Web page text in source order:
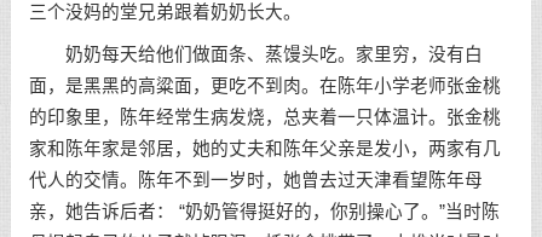
三个没妈的堂兄弟跟着奶奶长大。
奶奶每天给他们做面条、蒸馒头吃。家里穷，没有白
面，是黑黑的高粱面，更吃不到肉。在陈年小学老师张金桃
的印象里，陈年经常生病发烧，总夹着一只体温计。张金桃
家和陈年家是邻居，她的丈夫和陈年父亲是发小，两家有几
代人的交情。陈年不到一岁时，她曾去过天津看望陈年母
亲，她告诉后者： “奶奶管得挺好的，你别操心了。”当时陈